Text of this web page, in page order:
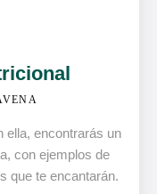
ella, encontrarás un
con ejemplos de
que te encantarán.